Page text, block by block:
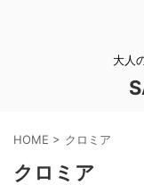
大人
HOME > クロミア
クロミア